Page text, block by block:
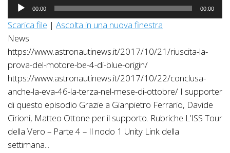
Audio
Player
00:00 00:00
Scarica file | Ascolta in una nuova finestra
News
https://www.astronautinews.it/2017/10/21/riuscita-la-
prova-del-motore-be-4-di-blue-origin/
https://www.astronautinews.it/2017/10/22/conclusa-
anche-la-eva-46-la-terza-nel-mese-di-ottobre/ I supporter
di questo episodio Grazie a Gianpietro Ferrario, Davide
Cirioni, Matteo Ottone per il supporto. Rubriche L’ISS Tour
della Vero – Parte 4 – Il nodo 1 Unity Link della
settimana...